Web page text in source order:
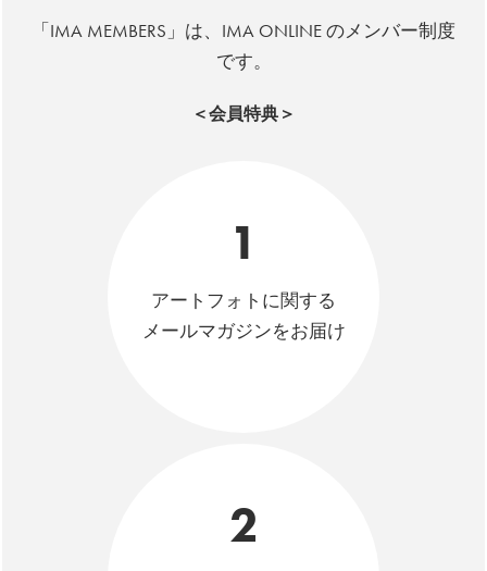
「IMA MEMBERS」は、IMA ONLINE のメンバー制度
です。
＜会員特典＞
1
アートフォトに関する
メールマガジンをお届け
2